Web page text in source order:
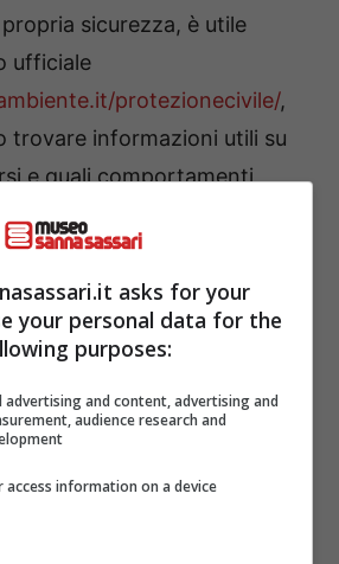
sicurezza, è utile
ufficiale
protezionecivile/,
trovare informazioni utili su
e quali comportamenti
di incendio.
restare informati sulla
si consiglia di seguire i
Protezione Civile per
tempestivi.
asks for your
your personal data for the
purposes:
advertising and content, advertising and
audience research and
access information on a device